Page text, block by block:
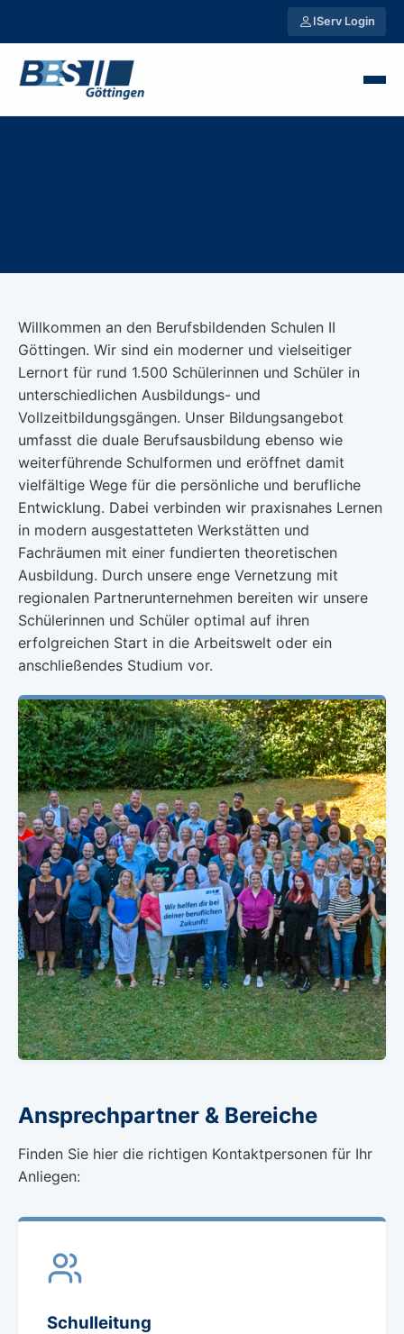
IServ Login
Willkommen an den Berufsbildenden Schulen II
Göttingen. Wir sind ein moderner und vielseitiger
Lernort für rund 1.500 Schülerinnen und Schüler in
unterschiedlichen Ausbildungs- und
Vollzeitbildungsgängen. Unser Bildungsangebot
umfasst die duale Berufsausbildung ebenso wie
weiterführende Schulformen und eröffnet damit
vielfältige Wege für die persönliche und berufliche
Entwicklung. Dabei verbinden wir praxisnahes Lernen
in modern ausgestatteten Werkstätten und
Fachräumen mit einer fundierten theoretischen
Ausbildung. Durch unsere enge Vernetzung mit
regionalen Partnerunternehmen bereiten wir unsere
Schülerinnen und Schüler optimal auf ihren
erfolgreichen Start in die Arbeitswelt oder ein
anschließendes Studium vor.
Ansprechpartner & Bereiche
Finden Sie hier die richtigen Kontaktpersonen für Ihr
Anliegen:
Schulleitung